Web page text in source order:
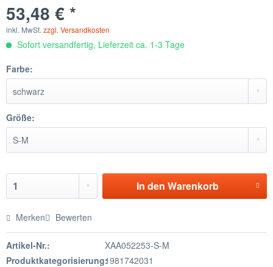
53,48 € *
inkl. MwSt. zzgl. Versandkosten
Sofort versandfertig, Lieferzeit ca. 1-3 Tage
Farbe:
Größe:
In den Warenkorb
Merken Bewerten
Artikel-Nr.:
XAA052253-S-M
Produktkategorisierung:1981742031